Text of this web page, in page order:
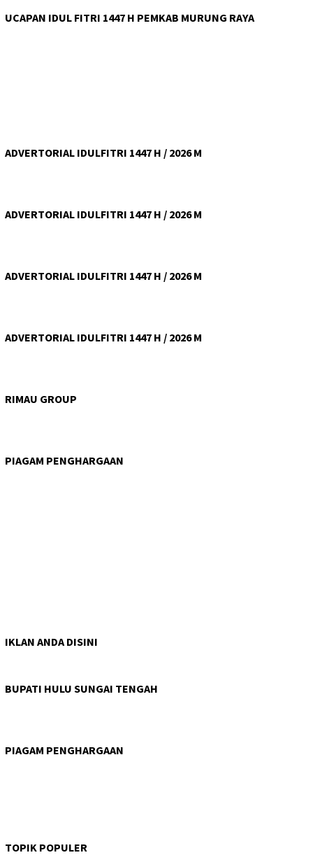
UCAPAN IDUL FITRI 1447 H PEMKAB MURUNG RAYA
ADVERTORIAL IDULFITRI 1447 H / 2026 M
ADVERTORIAL IDULFITRI 1447 H / 2026 M
ADVERTORIAL IDULFITRI 1447 H / 2026 M
ADVERTORIAL IDULFITRI 1447 H / 2026 M
RIMAU GROUP
PIAGAM PENGHARGAAN
IKLAN ANDA DISINI
BUPATI HULU SUNGAI TENGAH
PIAGAM PENGHARGAAN
TOPIK POPULER